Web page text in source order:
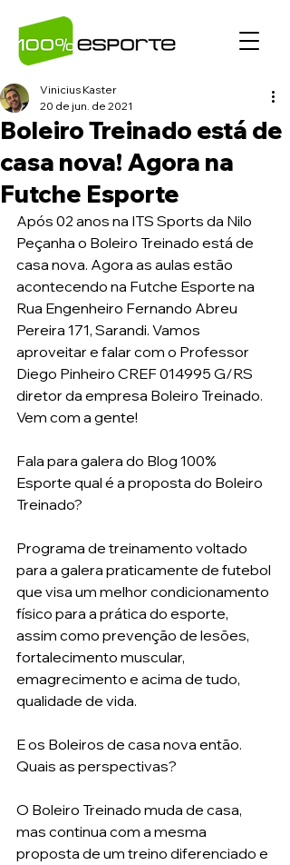
Boleiro Treinado está de
casa nova! Agora na
Futche Esporte
Vinicius Kaster
20 de jun. de 2021
Após 02 anos na ITS Sports da Nilo
Peçanha o Boleiro Treinado está de
casa nova. Agora as aulas estão
acontecendo na Futche Esporte na
Rua Engenheiro Fernando Abreu
Pereira 171, Sarandi. Vamos
aproveitar e falar com o Professor
Diego Pinheiro CREF 014995 G/RS
diretor da empresa Boleiro Treinado.
Vem com a gente!
Fala para galera do Blog 100%
Esporte qual é a proposta do Boleiro
Treinado?
Programa de treinamento voltado
para a galera praticamente de futebol
que visa um melhor condicionamento
físico para a prática do esporte,
assim como prevenção de lesões,
fortalecimento muscular,
emagrecimento e acima de tudo,
qualidade de vida.
E os Boleiros de casa nova então.
Quais as perspectivas?
O Boleiro Treinado muda de casa,
mas continua com a mesma
proposta de um treino diferenciado e